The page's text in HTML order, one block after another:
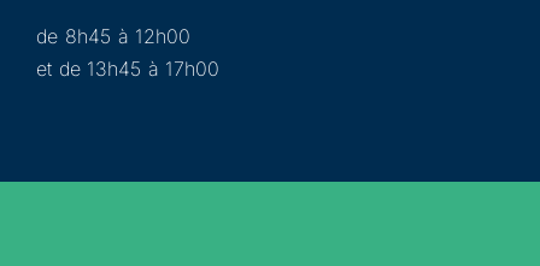
de 8h45 à 12h00
et de 13h45 à 17h00